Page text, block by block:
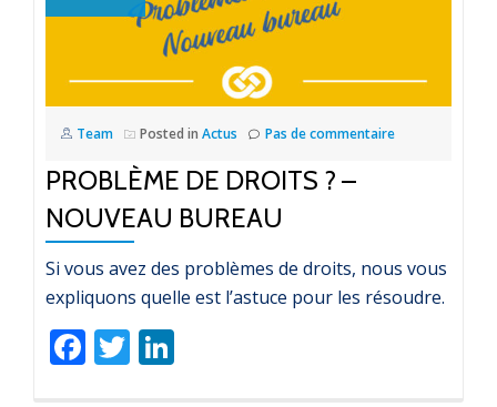
Team Posted in Actus Pas de commentaire
PROBLÈME DE DROITS ? –
NOUVEAU BUREAU
Si vous avez des problèmes de droits, nous vous
expliquons quelle est l’astuce pour les résoudre.
Facebook
Twitter